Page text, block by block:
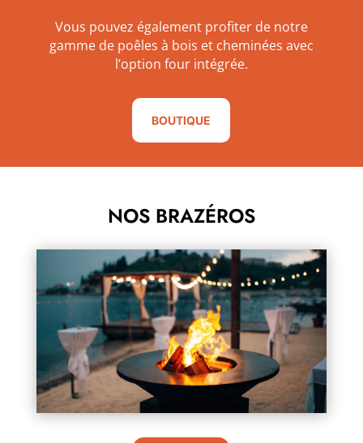
Vous pouvez également profiter de notre
gamme de poêles à bois et cheminées avec
l’option four intégrée.
BOUTIQUE
NOS BRAZÉROS